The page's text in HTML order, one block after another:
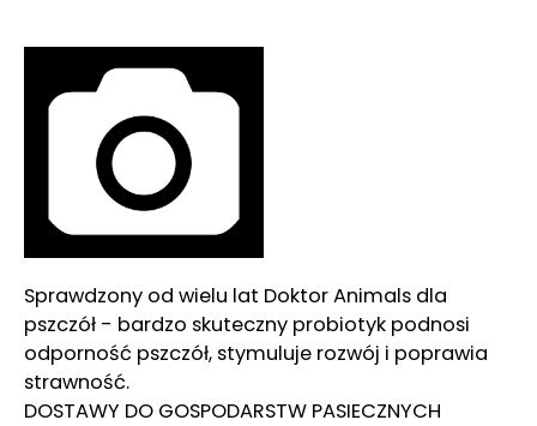
Sprawdzony od wielu lat Doktor Animals dla
pszczół - bardzo skuteczny probiotyk podnosi
odporność pszczół, stymuluje rozwój i poprawia
strawność.
DOSTAWY DO GOSPODARSTW PASIECZNYCH